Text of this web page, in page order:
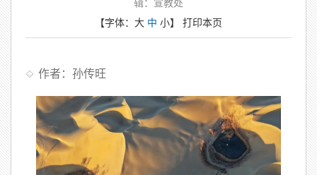
【字体： 大 中 小】 打印本页
作者：孙传旺